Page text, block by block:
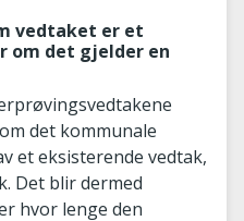
vedtaket er et
om det gjelder en
det kommunale
et eksisterende vedtak,
Det blir dermed
hvor lenge den